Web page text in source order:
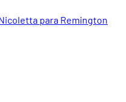
para Remington